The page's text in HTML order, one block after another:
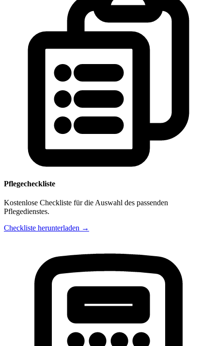
Pflegecheckliste
Kostenlose Checkliste für die Auswahl des passenden
Pflegedienstes.
Checkliste herunterladen →